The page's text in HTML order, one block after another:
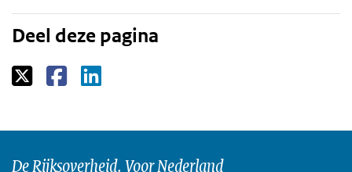
Deel deze pagina
De Rijksoverheid. Voor Nederland